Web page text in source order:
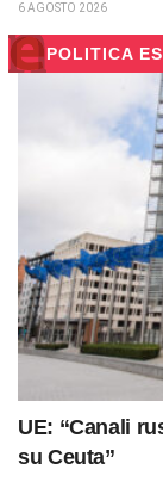
6 AGOSTO 2026
POLITICA
UE: “Canali
su Ceuta”